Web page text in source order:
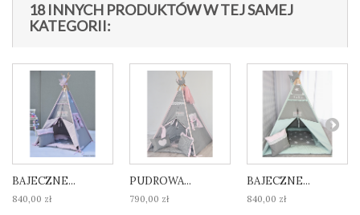
18 INNYCH PRODUKTÓW W TEJ SAMEJ
KATEGORII:
BAJECZNE...
840,00 zł
PUDROWA...
790,00 zł
BAJECZNE...
840,00 zł